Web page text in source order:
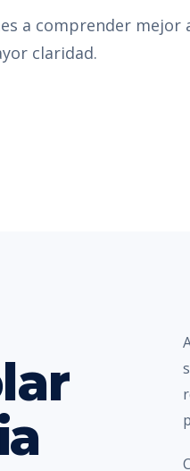
a comprender mejor
claridad.